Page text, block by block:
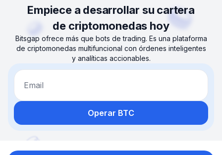
Empiece a desarrollar su cartera
de criptomonedas hoy
Bitsgap ofrece más que bots de trading. Es una plataforma
de criptomonedas multifuncional con órdenes inteligentes
y analíticas accionables.
Email
Operar BTC